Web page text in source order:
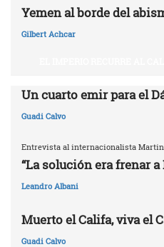
Yemen al borde del
Gilbert Achcar
Un cuarto emir para el
Guadi Calvo
Entrevista al internacionalista
“La solución era frenar a
Leandro Albani
Muerto el Califa, viva el
Guadi Calvo